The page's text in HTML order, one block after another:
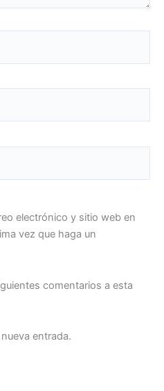
electrónico y sitio web en
vez que haga un
comentarios a esta
entrada.